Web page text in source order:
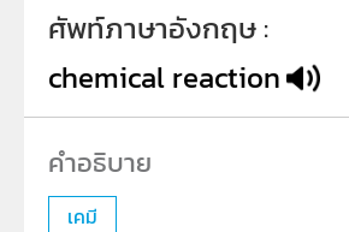
ศัพท์ภาษาอังกฤษ
chemical reaction
เคมี